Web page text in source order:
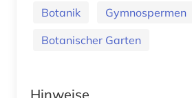
Botanik
Gymnospermen
Botanischer Garten
Hinweise